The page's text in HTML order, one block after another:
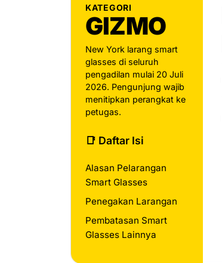
KATEGORI
GIZMO
New York larang smart
glasses di seluruh
pengadilan mulai 20 Juli
2026. Pengunjung wajib
menitipkan perangkat ke
petugas.
📑 Daftar Isi
Alasan Pelarangan
Smart Glasses
Penegakan Larangan
Pembatasan Smart
Glasses Lainnya